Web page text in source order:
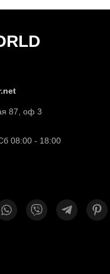
87, оф 3
08:00 - 18:00